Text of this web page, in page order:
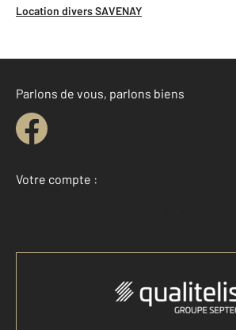
Location divers SAVENAY
Parlons de vous, parlons biens
Votre compte :
Accéder à mon compte